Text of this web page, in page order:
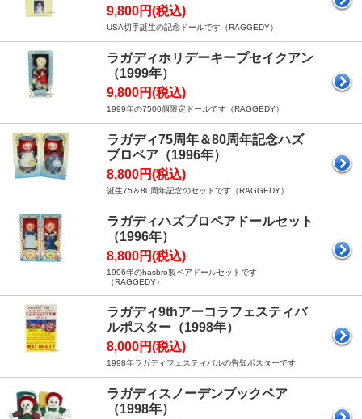
9,800円(税込)
USA切手誕生の記念ドールです（RAGGEDY）
ラガディホリデーキープセイクアン
（1999年）
9,800円(税込)
1999年の7500個限定ドールです（RAGGEDY）
ラガディ75周年＆80周年記念ハズ
ブロペア（1996年）
8,800円(税込)
誕生75＆80周年記念のセットです（RAGGEDY）
ラガディハズブロペアドールセット
（1996年）
8,800円(税込)
1996年のhasbro製ペアドールセットです
（RAGGEDY）
ラガディ9thアーコラフェスティバ
ルポスター（1998年）
8,000円(税込)
1998年ラガディフェスティバルの告知ポスターです
ラガディスノーデンブックペア
（1998年）